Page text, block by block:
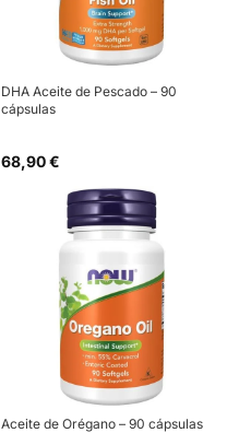
DHA Aceite de Pescado – 90
cápsulas
68,90 €
Aceite de Orégano – 90 cápsulas